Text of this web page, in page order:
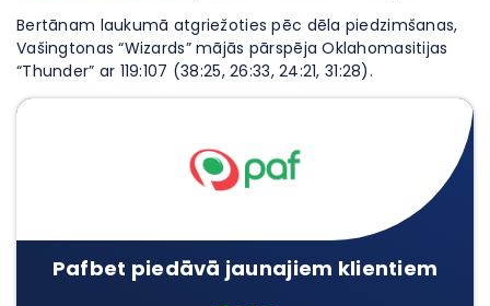
Bertānam laukumā atgriežoties pēc dēla piedzimšanas,
Vašingtonas “Wizards” mājās pārspēja Oklahomasitijas
“Thunder” ar 119:107 (38:25, 26:33, 24:21, 31:28).
Pafbet piedāvā jaunajiem klientiem